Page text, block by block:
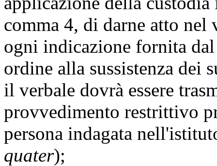
comma 4, di darne atto nel
ogni indicazione fornita
ordine alla sussistenza dei
il verbale dovrà essere
provvedimento restrittivo
persona indagata
quater);